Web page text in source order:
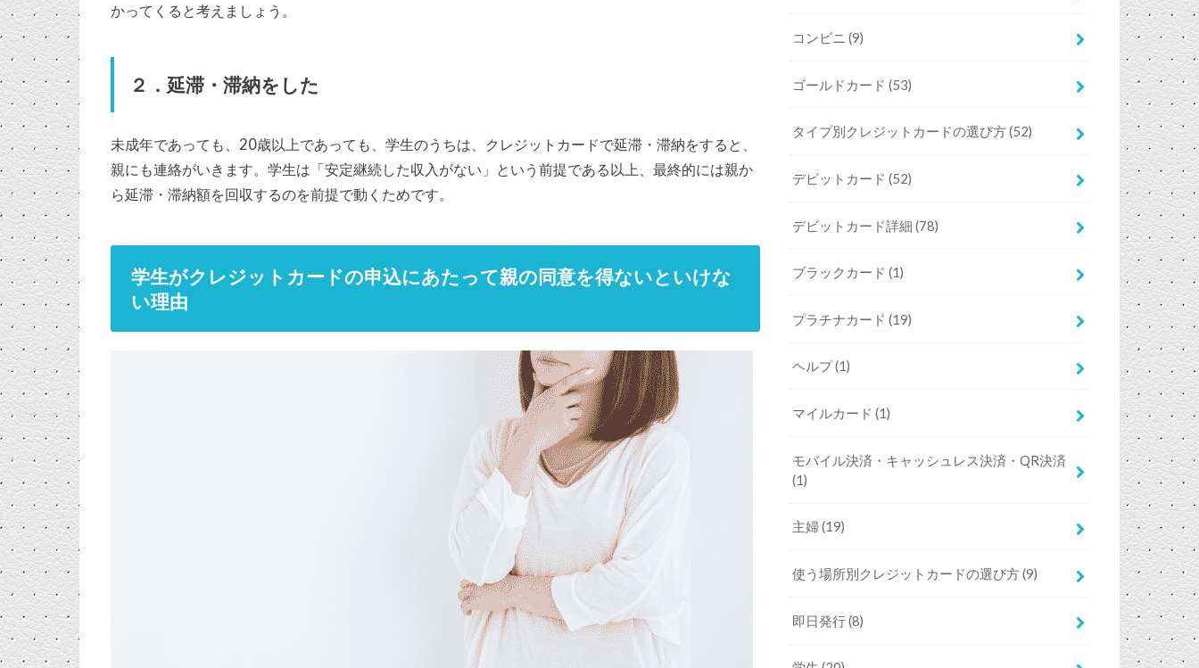
かってくると考えましょう。
２．延滞・滞納をした
未成年であっても、20歳以上であっても、学生のうちは、クレジットカードで延滞・滞納をすると、
親にも連絡がいきます。学生は「安定継続した収入がない」という前提である以上、最終的には親か
ら延滞・滞納額を回収するのを前提で動くためです。
学生がクレジットカードの申込にあたって親の同意を得ないといけな
い理由
コンビニ(9)
ゴールドカード(53)
タイプ別クレジットカードの選び方(52)
デビットカード(52)
デビットカード詳細(78)
ブラックカード(1)
プラチナカード(19)
ヘルプ(1)
マイルカード(1)
モバイル決済・キャッシュレス決済・QR決済
(1)
主婦(19)
使う場所別クレジットカードの選び方(9)
即日発行(8)